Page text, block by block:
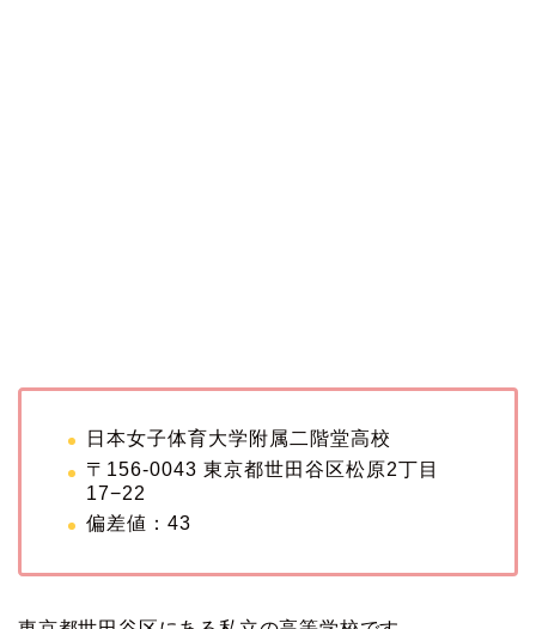
日本女子体育大学附属二階堂高校
〒156-0043 東京都世田谷区松原2丁目
17−22
偏差値：43